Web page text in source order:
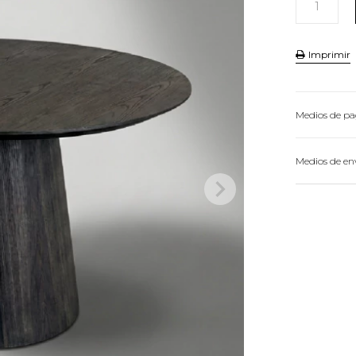

Imprimir
Medios de
Medios de